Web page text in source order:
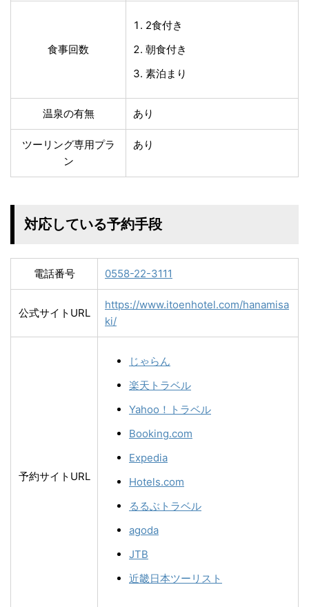
食事回数
2食付き
朝食付き
素泊まり
温泉の有無 あり
ツーリング専用プラ
ン
あり
対応している予約手段
電話番号 0558-22-3111
公式サイトURL
https://www.itoenhotel.com/hanamisa
ki/
予約サイトURL
じゃらん
楽天トラベル
Yahoo！トラベル
Booking.com
Expedia
Hotels.com
るるぶトラベル
agoda
JTB
近畿日本ツーリスト